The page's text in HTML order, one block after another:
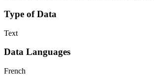
Type of Data
Text
Data Languages
French